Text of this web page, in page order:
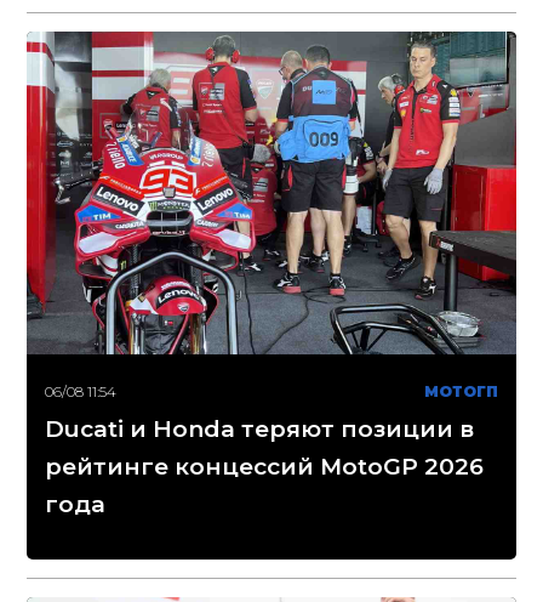
06/08 11:54 МОТОГП
Ducati и Honda теряют позиции в
рейтинге концессий MotoGP 2026
года